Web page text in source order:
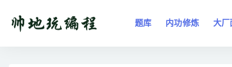
题库 内功修炼 大厂